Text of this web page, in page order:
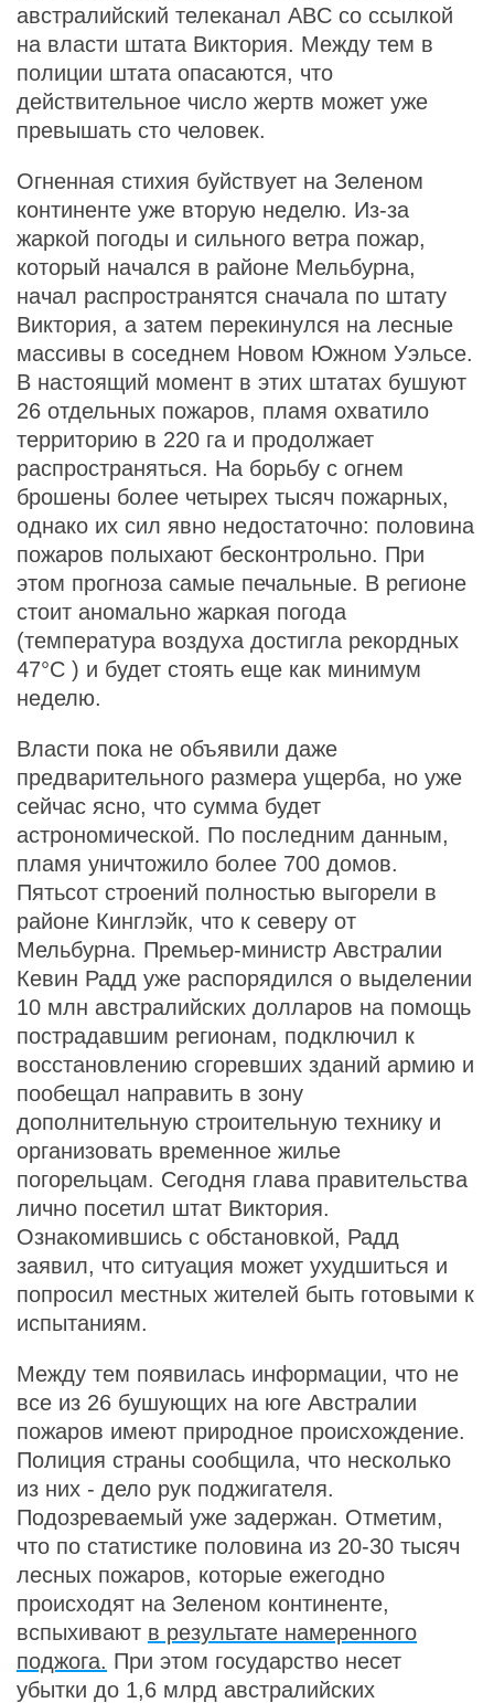
австралийский телеканал ABC со ссылкой
на власти штата Виктория. Между тем в
полиции штата опасаются, что
действительное число жертв может уже
превышать сто человек.
Огненная стихия буйствует на Зеленом
континенте уже вторую неделю. Из-за
жаркой погоды и сильного ветра пожар,
который начался в районе Мельбурна,
начал распространятся сначала по штату
Виктория, а затем перекинулся на лесные
массивы в соседнем Новом Южном Уэльсе.
В настоящий момент в этих штатах бушуют
26 отдельных пожаров, пламя охватило
территорию в 220 га и продолжает
распространяться. На борьбу с огнем
брошены более четырех тысяч пожарных,
однако их сил явно недостаточно: половина
пожаров полыхают бесконтрольно. При
этом прогноза самые печальные. В регионе
стоит аномально жаркая погода
(температура воздуха достигла рекордных
47°С ) и будет стоять еще как минимум
неделю.
Власти пока не объявили даже
предварительного размера ущерба, но уже
сейчас ясно, что сумма будет
астрономической. По последним данным,
пламя уничтожило более 700 домов.
Пятьсот строений полностью выгорели в
районе Кинглэйк, что к северу от
Мельбурна. Премьер-министр Австралии
Кевин Радд уже распорядился о выделении
10 млн австралийских долларов на помощь
пострадавшим регионам, подключил к
восстановлению сгоревших зданий армию и
пообещал направить в зону
дополнительную строительную технику и
организовать временное жилье
погорельцам. Сегодня глава правительства
лично посетил штат Виктория.
Ознакомившись с обстановкой, Радд
заявил, что ситуация может ухудшиться и
попросил местных жителей быть готовыми к
испытаниям.
Между тем появилась информации, что не
все из 26 бушующих на юге Австралии
пожаров имеют природное происхождение.
Полиция страны сообщила, что несколько
из них - дело рук поджигателя.
Подозреваемый уже задержан. Отметим,
что по статистике половина из 20-30 тысяч
лесных пожаров, которые ежегодно
происходят на Зеленом континенте,
вспыхивают в результате намеренного
поджога. При этом государство несет
убытки до 1,6 млрд австралийских